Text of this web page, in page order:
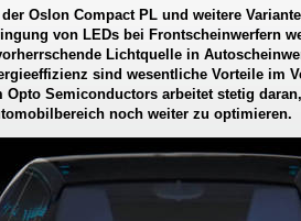
Oslon Compact PL und weitere
von LEDs bei Frontscheinwerfern
Lichtquelle in
sind wesentliche Vorteile im
Opto Semiconductors arbeitet stetig
noch weiter zu optimieren.